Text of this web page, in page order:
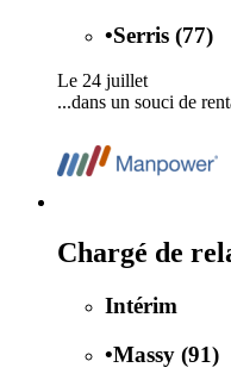
•Serris (77)
Le 24 juillet
...dans un souci de
Chargé de
Intérim
•Massy (91)